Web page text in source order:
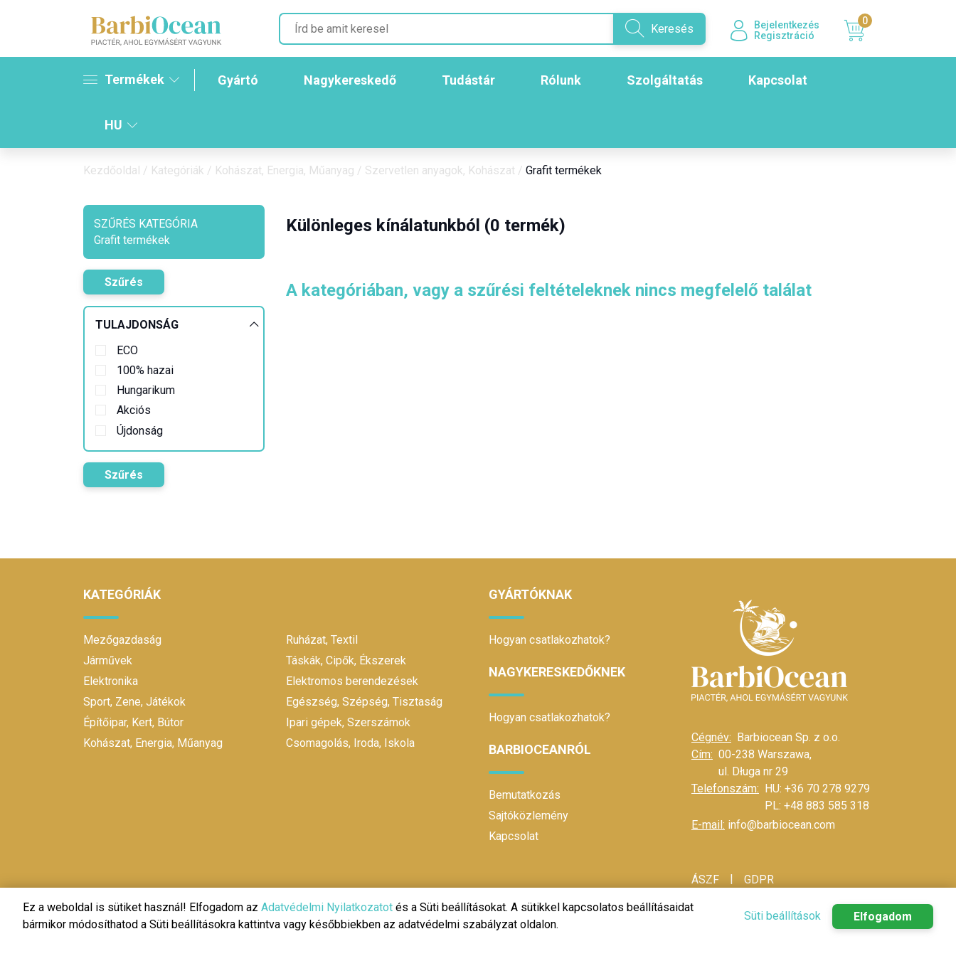
Keresés
Bejelentkezés
Regisztráció
0
Termékek Gyártó Nagykereskedő Tudástár Rólunk Szolgáltatás Kapcsolat
HU
Kezdőoldal / Kategóriák / Kohászat, Energia, Műanyag / Szervetlen anyagok, Kohászat / Grafit termékek
SZŰRÉS KATEGÓRIA
Grafit termékek
Szűrés
TULAJDONSÁG
ECO
100% hazai
Hungarikum
Akciós
Újdonság
Szűrés
Különleges kínálatunkból (0 termék)
A kategóriában, vagy a szűrési feltételeknek nincs megfelelő találat
KATEGÓRIÁK
Mezőgazdaság
Járművek
Elektronika
Sport, Zene, Játékok
Építőipar, Kert, Bútor
Kohászat, Energia, Műanyag
Ruházat, Textil
Táskák, Cipők, Ékszerek
Elektromos berendezések
Egészség, Szépség, Tisztaság
Ipari gépek, Szerszámok
Csomagolás, Iroda, Iskola
GYÁRTÓKNAK
Hogyan csatlakozhatok?
NAGYKERESKEDŐKNEK
Hogyan csatlakozhatok?
BARBIOCEANRÓL
Bemutatkozás
Sajtóközlemény
Kapcsolat
Cégnév: Barbiocean Sp. z o.o.
Cím: 00-238 Warszawa,
ul. Długa nr 29
Telefonszám: HU: +36 70 278 9279
PL: +48 883 585 318
E-mail: info@barbiocean.com
ÁSZF GDPR
@ 2020 | Design és fejlesztés:
Ez a weboldal is sütiket használ! Elfogadom az Adatvédelmi Nyilatkozatot és a Süti beállításokat. A sütikkel kapcsolatos beállításaidat
bármikor módosíthatod a Süti beállításokra kattintva vagy későbbiekben az adatvédelmi szabályzat oldalon.
Süti beállítások Elfogadom